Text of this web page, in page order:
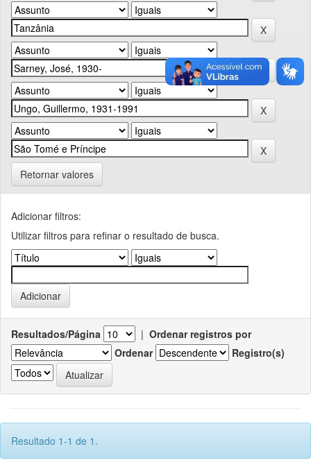
Retornar valores
Adicionar filtros:
Utilizar filtros para refinar o resultado de busca.
Resultados/Página | Ordenar registros por
Ordenar
Registro(s)
Resultado 1-1 de 1.